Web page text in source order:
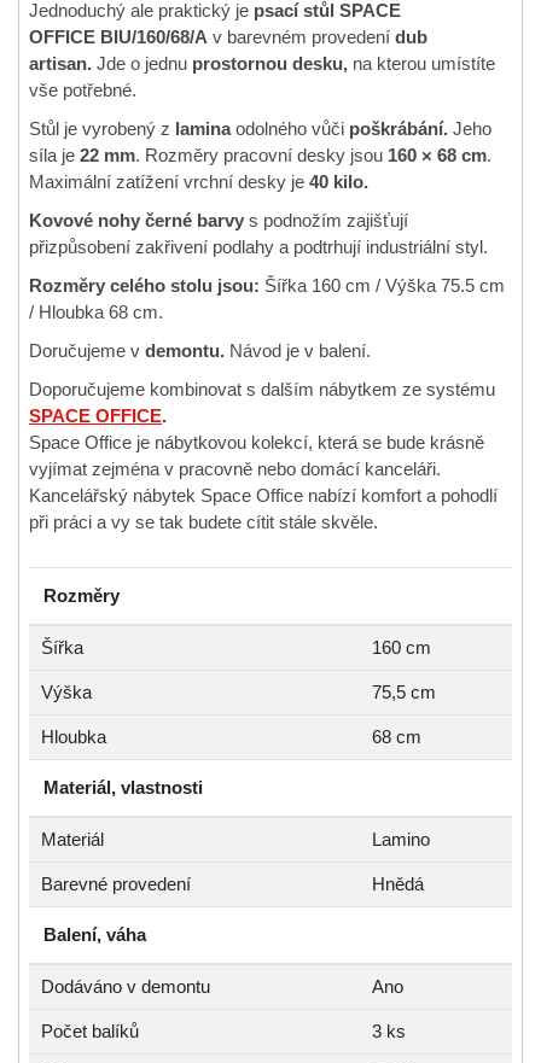
Jednoduchý ale praktický je psací stůl SPACE
OFFICE BIU/160/68/A v barevném provedení dub
artisan. Jde o jednu prostornou desku, na kterou umístíte
vše potřebné.
Stůl je vyrobený z laminaodolného vůči poškrábání. Jeho
síla je 22 mm. Rozměry pracovní desky jsou 160 × 68 cm.
Maximální zatížení vrchní desky je 40 kilo.
Kovové nohy černé barvy s podnožím zajišťují
přizpůsobení zakřivení podlahy a podtrhují industriální styl.
Rozměry celého stolu jsou: Šířka 160 cm / Výška 75.5 cm
/ Hloubka 68 cm.
Doručujeme v demontu. Návod je v balení.
Doporučujeme kombinovat s dalším nábytkem ze systému
SPACE OFFICE.
Space Office je nábytkovou kolekcí, která se bude krásně
vyjímat zejména v pracovně nebo domácí kanceláři.
Kancelářský nábytek Space Office nabízí komfort a pohodlí
při práci a vy se tak budete cítit stále skvěle.
Rozměry
Šířka 160 cm
Výška 75,5 cm
Hloubka 68 cm
Materiál, vlastnosti
Materiál Lamino
Barevné provedení Hnědá
Balení, váha
Dodáváno v demontu Ano
Počet balíků 3 ks